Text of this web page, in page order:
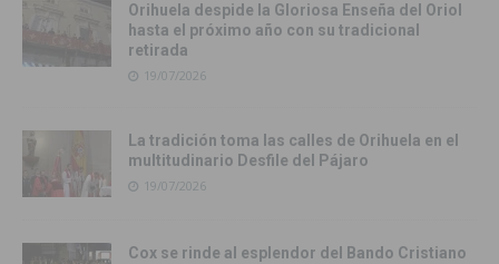
Orihuela despide la Gloriosa Enseña del Oriol
hasta el próximo año con su tradicional
retirada
19/07/2026
La tradición toma las calles de Orihuela en el
multitudinario Desfile del Pájaro
19/07/2026
Cox se rinde al esplendor del Bando Cristiano